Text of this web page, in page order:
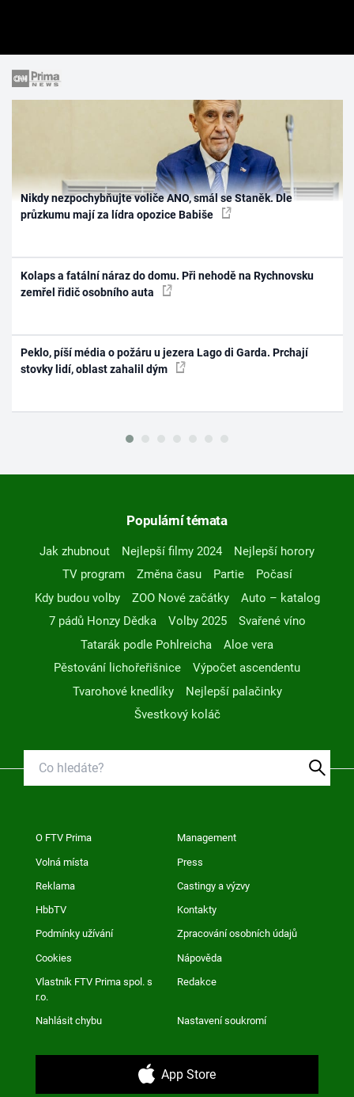
Nikdy nezpochybňujte voliče ANO, smál se Staněk. Dle
průzkumu mají za lídra opozice Babiše
Kolaps a fatální náraz do domu. Při nehodě na Rychnovsku
zemřel řidič osobního auta
Peklo, píší média o požáru u jezera Lago di Garda. Prchají
stovky lidí, oblast zahalil dým
Populární témata
Jak zhubnout Nejlepší filmy 2024
Nejlepší horory
TV program
Změna času Partie
Počasí
Kdy budou volby
ZOO Nové začátky
Auto – katalog
7 pádů Honzy Dědka
Volby 2025
Svařené víno
Tatarák podle Pohlreicha
Aloe vera
Pěstování lichořeřišnice
Výpočet ascendentu
Tvarohové knedlíky
Nejlepší palačinky
Švestkový koláč
O FTV Prima Management
Volná místa Press
Reklama Castingy a výzvy
HbbTV Kontakty
Podmínky užívání Zpracování osobních údajů
Cookies Nápověda
Vlastník FTV Prima spol. s
r.o.
Redakce
Nahlásit chybu Nastavení soukromí
App Store